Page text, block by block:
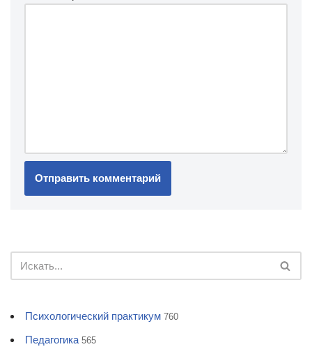
Психологический практикум 760
Педагогика 565